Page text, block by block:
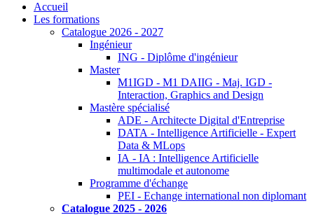
Accueil
Les formations
Catalogue 2026 - 2027
Ingénieur
ING - Diplôme d'ingénieur
Master
M1IGD - M1 DAIIG - Maj. IGD -
Interaction, Graphics and Design
Mastère spécialisé
ADE - Architecte Digital d'Entreprise
DATA - Intelligence Artificielle - Expert
Data & MLops
IA - IA : Intelligence Artificielle
multimodale et autonome
Programme d'échange
PEI - Echange international non diplomant
Catalogue 2025 - 2026